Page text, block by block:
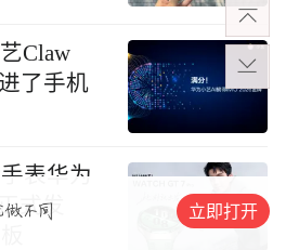
Claw
了手机
表华为
式发
立即打开